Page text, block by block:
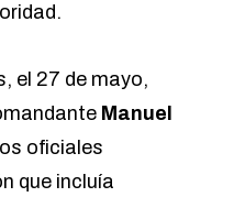
el 27 de mayo,
Manuel
oficiales
que incluía